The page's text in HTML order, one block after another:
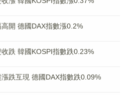
開 德國DAX指數漲0.2%
跌 韓國KOSPI指數跌0.23%
跌互現 德國DAX指數跌0.09%